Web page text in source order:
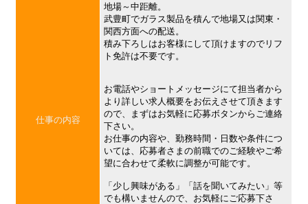
仕事の内容
地場～中距離。
武豊町でガラス製品を積んで地場又は関東・
関西方面への配送。
積み下ろしはお客様にして頂けますのでリフ
ト免許は不要です。
お電話やショートメッセージにて担当者から
より詳しい求人概要をお伝えさせて頂きます
ので、まずはお気軽に応募ボタンからご連絡
下さい。
お仕事の内容や、勤務時間・日数や条件につ
いては、応募者さまの前職でのご経験やご希
望に合わせて柔軟に調整が可能です。
「少し興味がある」「話を聞いてみたい」等
でも構いませんので、お気軽にご応募下さ